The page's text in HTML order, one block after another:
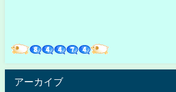
アーカイブ